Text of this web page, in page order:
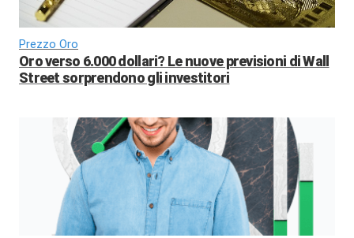
Prezzo Oro
Oro verso 6.000 dollari? Le nuove previsioni di Wall
Street sorprendono gli investitori